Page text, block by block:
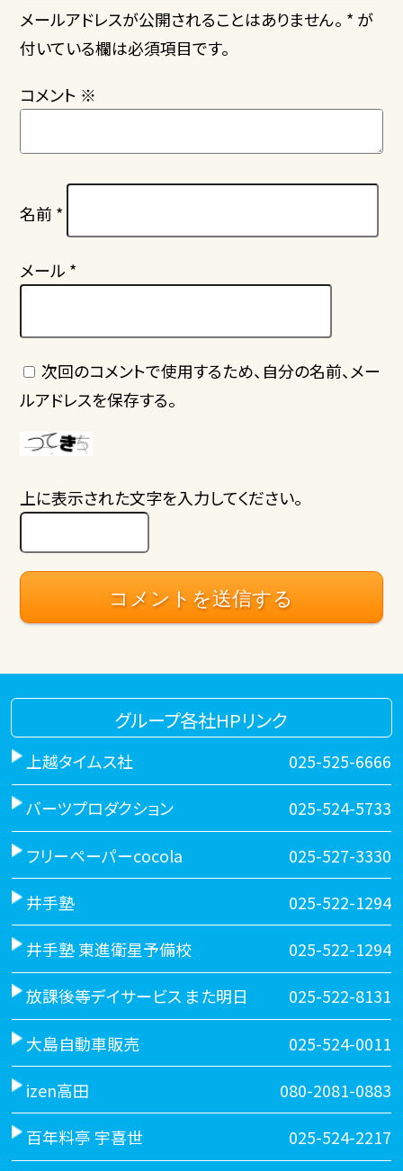
メールアドレスが公開されることはありません。 * が
付いている欄は必須項目です。
コメント ※
名前 *
メール *
次回のコメントで使用するため、自分の名前、メー
ルアドレスを保存する。
上に表示された文字を入力してください。
グループ各社HPリンク
上越タイムス社 025-525-6666
バーツプロダクション 025-524-5733
フリーペーパーcocola 025-527-3330
井手塾 025-522-1294
井手塾 東進衛星予備校 025-522-1294
放課後等デイサービス また明日 025-522-8131
大島自動車販売 025-524-0011
izen高田 080-2081-0883
百年料亭 宇喜世 025-524-2217